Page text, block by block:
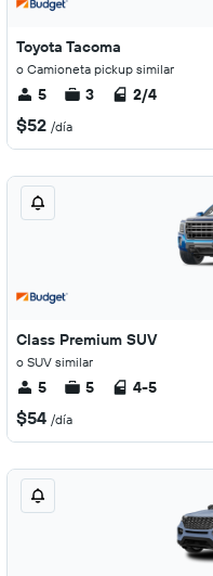
Toyota Tacoma
o Camioneta pickup similar
5 3 2/4
$52 /día
Class Premium SUV
o SUV similar
5 5 4-5
$54 /día